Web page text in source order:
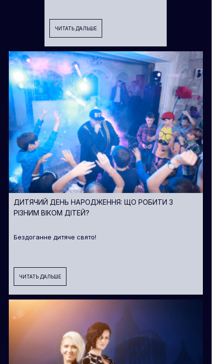
ЧИТАТЬ ДАЛЬШЕ
ДИТЯЧИЙ ДЕНЬ НАРОДЖЕННЯ: ЩО РОБИТИ З
РІЗНИМ ВІКОМ ДІТЕЙ?
Бездоганне дитяче свято!
ЧИТАТЬ ДАЛЬШЕ